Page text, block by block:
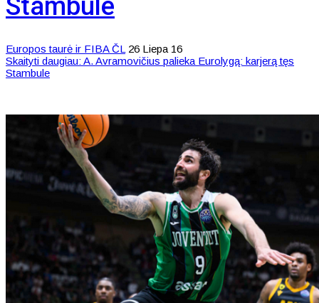
Stambule
Europos taurė ir FIBA ČL 26 Liepa 16
Skaityti daugiau: A. Avramovičius palieka Eurolygą: karjerą tęs
Stambule